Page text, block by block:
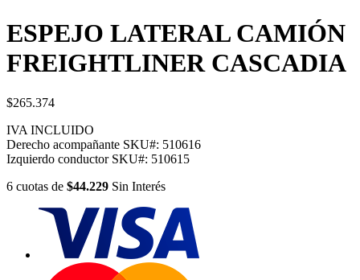
ESPEJO LATERAL CAMIÓN
FREIGHTLINER CASCADIA
$265.374
IVA INCLUIDO
Derecho acompañante SKU#: 510616
Izquierdo conductor SKU#: 510615
6 cuotas de $44.229 Sin Interés